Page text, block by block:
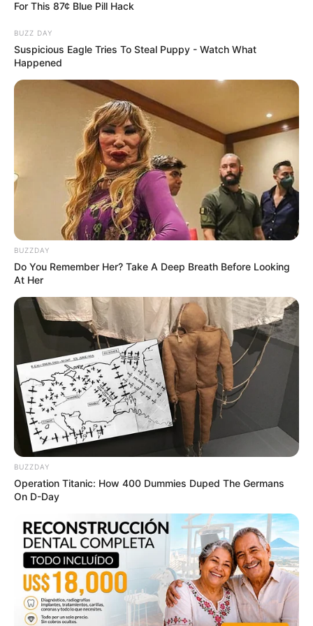
Out
The Rarest And Most Valuable Card In The Whole
World
BRAINBERRIES
This Movie Is The Main Reason Ukraine Has Not
Lost To Russia
BRAINBERRIES
For This 87¢ Blue Pill Hack
BUZZ DAY
Suspicious Eagle Tries To Steal Puppy - Watch What
Happened
BUZZDAY
Do You Remember Her? Take A Deep Breath Before Looking
At Her
BUZZDAY
Operation Titanic: How 400 Dummies Duped The Germans
On D-Day